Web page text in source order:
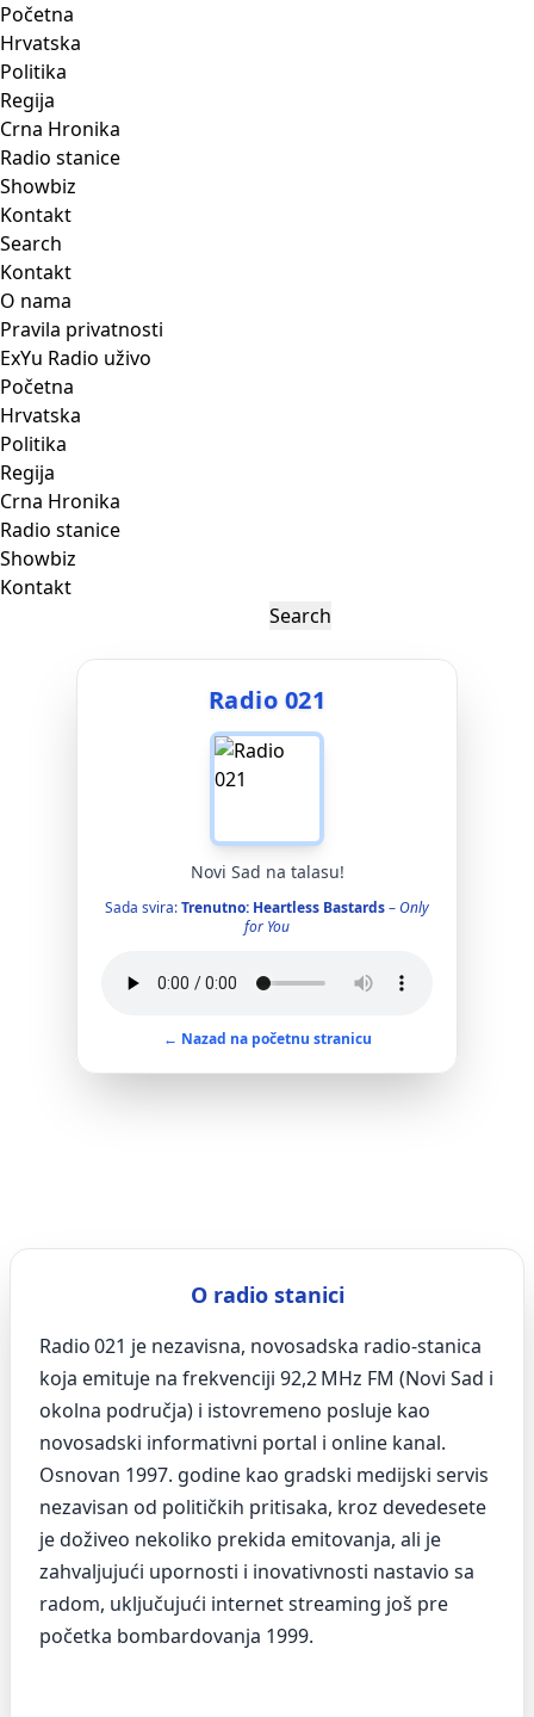
Početna
Hrvatska
Politika
Regija
Crna Hronika
Radio stanice
Showbiz
Kontakt
Search
Kontakt
O nama
Pravila privatnosti
ExYu Radio uživo
Početna
Hrvatska
Politika
Regija
Crna Hronika
Radio stanice
Showbiz
Kontakt
Radio 021
Novi Sad na talasu!
Sada svira:Trenutno: Heartless Bastards–Only
for You
← Nazad na početnu stranicu
O radio stanici
Radio 021 je nezavisna, novosadska radio-stanica
koja emituje na frekvenciji 92,2 MHz FM (Novi Sad i
okolna područja) i istovremeno posluje kao
novosadski informativni portal i online kanal.
Osnovan 1997. godine kao gradski medijski servis
nezavisan od političkih pritisaka, kroz devedesete
je doživeo nekoliko prekida emitovanja, ali je
zahvaljujući upornosti i inovativnosti nastavio sa
radom, uključujući internet streaming još pre
početka bombardovanja 1999.